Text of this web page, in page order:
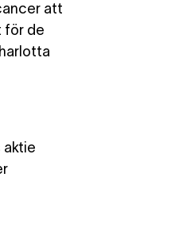
att
för de
aktie